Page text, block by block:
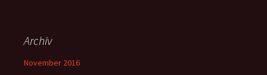
Archiv
November 2016